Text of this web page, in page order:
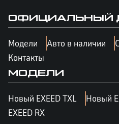
ОФИЦИАЛЬНЫЙ
Модели Авто в наличии
Контакты
МОДЕЛИ
Новый EXEED TXL Новый
EXEED RX